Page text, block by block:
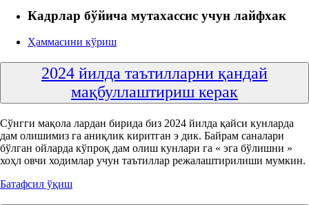
Кадрлар бўйича мутахассис учун лайфхак
Ҳаммасини кўриш
2024 йилда таътилларни қандай
мақбуллаштириш керак
Сўнгги мақола лардан бирида биз 2024 йилда қайси кунларда
дам олишимиз га аниқлик киритган э дик. Байрам саналари
бўлган ойларда кўпроқ дам олиш кунлари га « эга бўлишни »
хоҳл овчи ходимлар учун таътиллар режалаштирилиши мумкин.
Батафсил ўқиш